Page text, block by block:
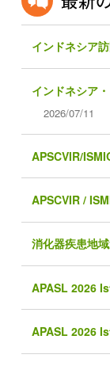
インドネシア
インドネシア
2026/07/11
APSCVIR/
APSCVIR /
消化器疾患地
APASL 2026
APASL 2026